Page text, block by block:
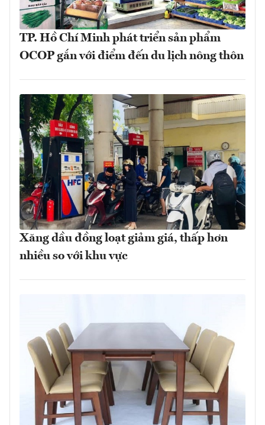
TP. Hồ Chí Minh phát triển sản phẩm
OCOP gắn với điểm đến du lịch nông thôn
Xăng dầu đồng loạt giảm giá, thấp hơn
nhiều so với khu vực